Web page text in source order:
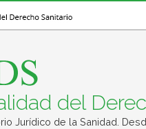
del
Jurídico de la Sanidad.